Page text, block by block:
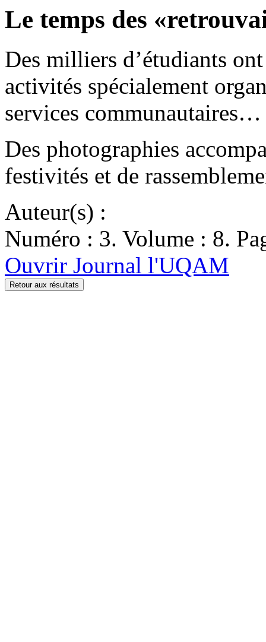
Le temps des
Des milliers d’étudiants
activités spécialement
services communautaires…
Des photographies
festivités et de
Auteur(s) :
Numéro : 3. Volume : 8.
Ouvrir Journal l'UQAM
Retour aux résultats